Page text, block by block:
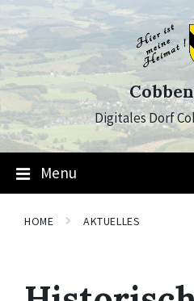
Skip
to
content
Skip
to
main
navigation
Skip
to
footer
Digitales Dorf
Menu
HOME AKTUELLES